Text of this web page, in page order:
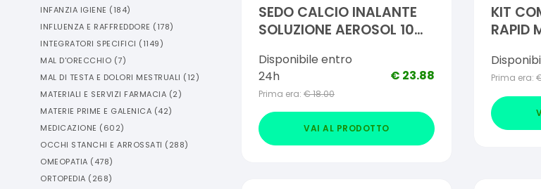
INFANZIA IGIENE (184)
INFLUENZA E RAFFREDDORE (178)
INTEGRATORI SPECIFICI (1149)
MAL D'ORECCHIO (7)
MAL DI TESTA E DOLORI MESTRUALI (12)
MATERIALI E SERVIZI FARMACIA (2)
MATERIE PRIME E GALENICA (42)
MEDICAZIONE (602)
OCCHI STANCHI E ARROSSATI (288)
OMEOPATIA (478)
ORTOPEDIA (268)
SEDO CALCIO INALANTE
SOLUZIONE AEROSOL 10
Disponibile entro
24h
Prima era: €18.00
€ 23.88
VAI AL PRODOTTO
KIT
RAPID
+TUBO
Prima era: